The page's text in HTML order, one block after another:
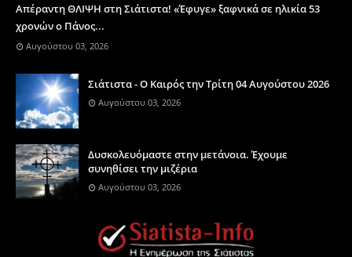
Απέραντη ΘΛΙΨΗ στη Σιάτιστα! «Έφυγε» ξαφνικά σε ηλικία 53
χρονών ο Πάνος...
Αυγούστου 03, 2026
Σιάτιστα - Ο Καιρός την Τρίτη 04 Αυγούστου 2026
Αυγούστου 03, 2026
Δυσκολευόμαστε στην μετάνοια. Έχουμε
συνηθίσει την μιζέρια
Αυγούστου 03, 2026